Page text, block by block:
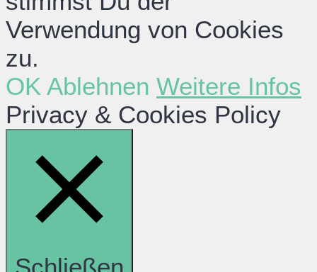
Verwendung von Cookies
zu.
OK Ablehnen Weitere Infos
Privacy & Cookies Policy